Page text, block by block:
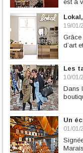
est à
19/01/
Grâce
d’art
Les
10/01/
Dans
Un
01/01/